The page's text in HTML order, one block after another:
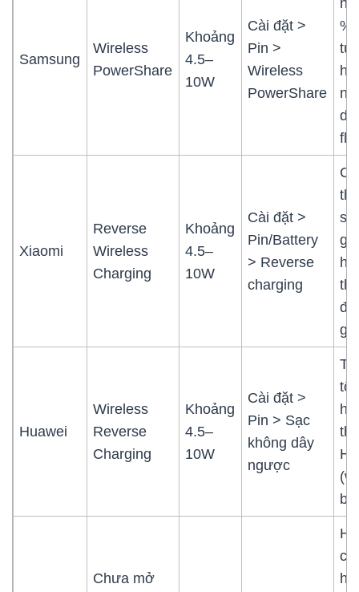
Samsung
Wireless
PowerShare
Khoảng
4.5–
10W
Cài đặt >
Pin >
Wireless
PowerShare
%
tự
Xiaomi
Reverse
Wireless
Charging
Khoảng
4.5–
10W
Cài đặt >
Pin/Battery
> Reverse
charging
Có
Huawei
Wireless
Reverse
Charging
Khoảng
4.5–
10W
Cài đặt >
Pin > Sạc
không dây
ngược
tốt
Chưa mở